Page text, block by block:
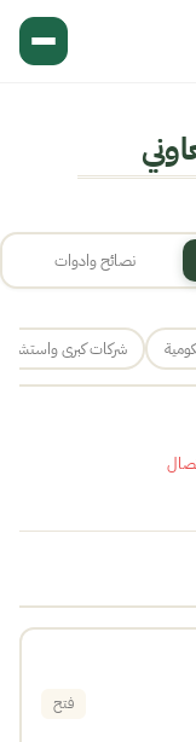
نصائح وادوات
شركات كبرى
فتح